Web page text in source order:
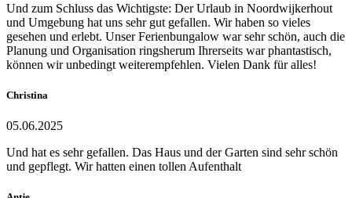
Und zum Schluss das Wichtigste: Der Urlaub in Noordwijkerhout
und Umgebung hat uns sehr gut gefallen. Wir haben so vieles
gesehen und erlebt. Unser Ferienbungalow war sehr schön, auch die
Planung und Organisation ringsherum Ihrerseits war phantastisch,
können wir unbedingt weiterempfehlen. Vielen Dank für alles!
Christina
05.06.2025
Und hat es sehr gefallen. Das Haus und der Garten sind sehr schön
und gepflegt. Wir hatten einen tollen Aufenthalt